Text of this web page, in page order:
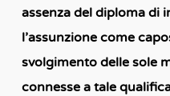
assenza del diploma di
l’assunzione come
svolgimento delle sole
connesse a tale